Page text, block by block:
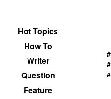
Hot Topics
How To
Writer
Question
Feature